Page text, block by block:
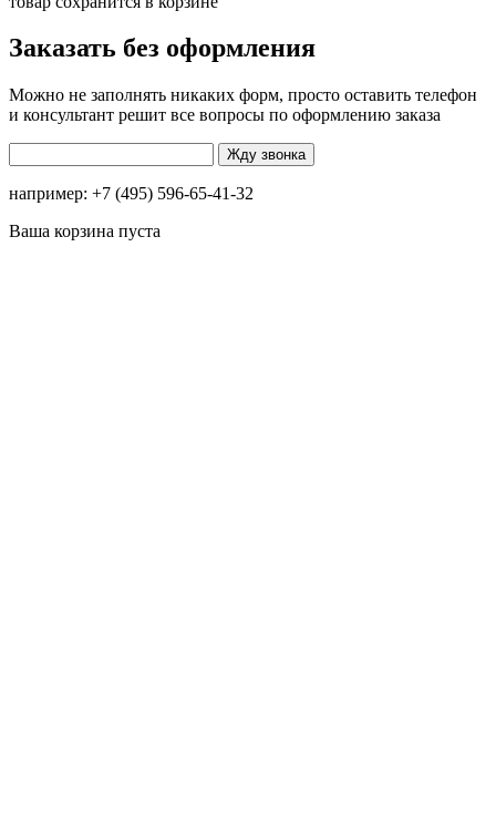
Заказать без оформления
Можно не заполнять никаких форм, просто оставить телефон
и консультант решит все вопросы по оформлению заказа
например: +7 (495) 596-65-41-32
Ваша корзина пуста